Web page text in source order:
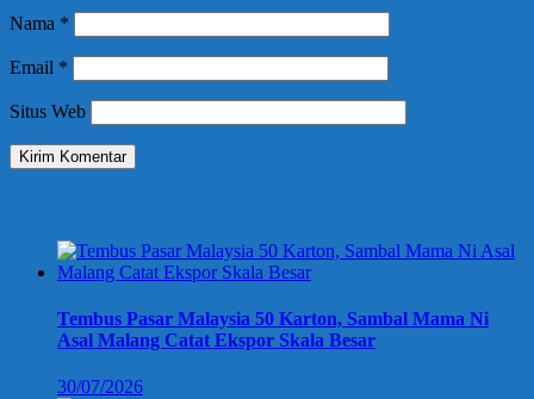
Nama *
Email *
Situs Web
Tembus Pasar Malaysia 50 Karton, Sambal Mama Ni
Asal Malang Catat Ekspor Skala Besar
30/07/2026